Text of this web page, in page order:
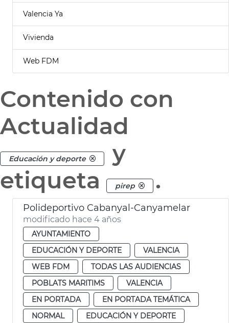
Valencia Ya
Vivienda
Web FDM
Contenido con
Actualidad
Educación y deporte
y
etiqueta
pirep .
Polideportivo Cabanyal-Canyamelar
modificado hace 4 años
AYUNTAMIENTO
EDUCACIÓN Y DEPORTE
VALENCIA
WEB FDM
TODAS LAS AUDIENCIAS
POBLATS MARITIMS
VALENCIA
EN PORTADA
EN PORTADA TEMÁTICA
NORMAL
EDUCACIÓN Y DEPORTE